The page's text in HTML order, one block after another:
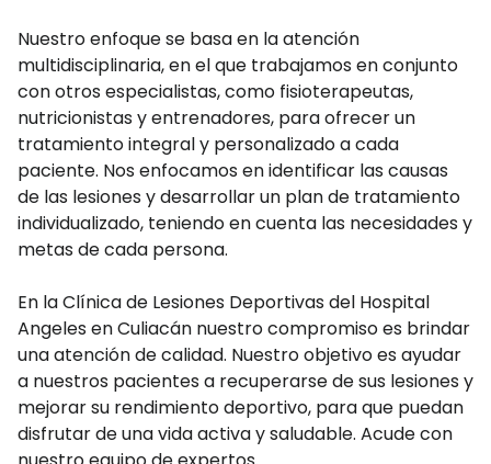
Nuestro enfoque se basa en la atención
multidisciplinaria, en el que trabajamos en conjunto
con otros especialistas, como fisioterapeutas,
nutricionistas y entrenadores, para ofrecer un
tratamiento integral y personalizado a cada
paciente. Nos enfocamos en identificar las causas
de las lesiones y desarrollar un plan de tratamiento
individualizado, teniendo en cuenta las necesidades y
metas de cada persona.
En la Clínica de Lesiones Deportivas del Hospital
Angeles en Culiacán nuestro compromiso es brindar
una atención de calidad. Nuestro objetivo es ayudar
a nuestros pacientes a recuperarse de sus lesiones y
mejorar su rendimiento deportivo, para que puedan
disfrutar de una vida activa y saludable. Acude con